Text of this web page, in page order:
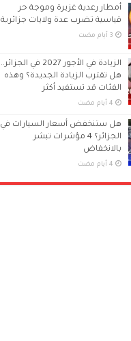
أمطار رعدية غزيرة وموجة حر
قياسية تضرب عدة ولايات جزائرية
الزيادة في الأجور 2027 في الجزائر..
هل تقترب الزيادة الجديدة؟ وهذه
الفئات قد تستفيد أكثر
هل ستنخفض أسعار السيارات في
الجزائر؟ 4 مؤشرات تبشر
بالانخفاض